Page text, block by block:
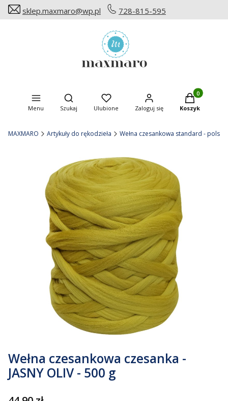
sklep.maxmaro@wp.pl 728-815-595
Menu
Otwórz wyszukiwarkę
Szukaj Ulubione Zaloguj się
Produkty w
Koszyk
MAXMARO Artykuły do rękodzieła Wełna czesankowa standard - polska
Wełna czesankowa czesanka -
JASNY OLIV - 500 g